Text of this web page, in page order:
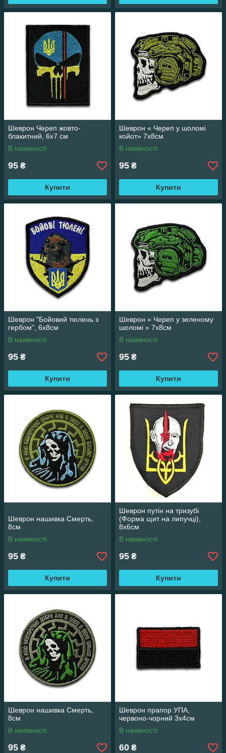
Шеврон Череп жовто-
блакитний, 6х7 см
В наявності
95 ₴
Купити
Шеврон « Череп у шоломі
койот» 7х8см
В наявності
95 ₴
Купити
Шеврон "Бойовий тюлень з
гербом", 6х8см
В наявності
95 ₴
Купити
Шеврон « Череп у зеленому
шоломі » 7х8см
В наявності
95 ₴
Купити
Шеврон нашивка Смерть,
8см
В наявності
95 ₴
Купити
Шеврон путін на тризубі
(Форма щит на липучці),
8x6см
В наявності
95 ₴
Купити
Шеврон нашивка Смерть,
8см
В наявності
95 ₴
Шеврон прапор УПА,
червоно-чорний 3х4см
В наявності
60 ₴